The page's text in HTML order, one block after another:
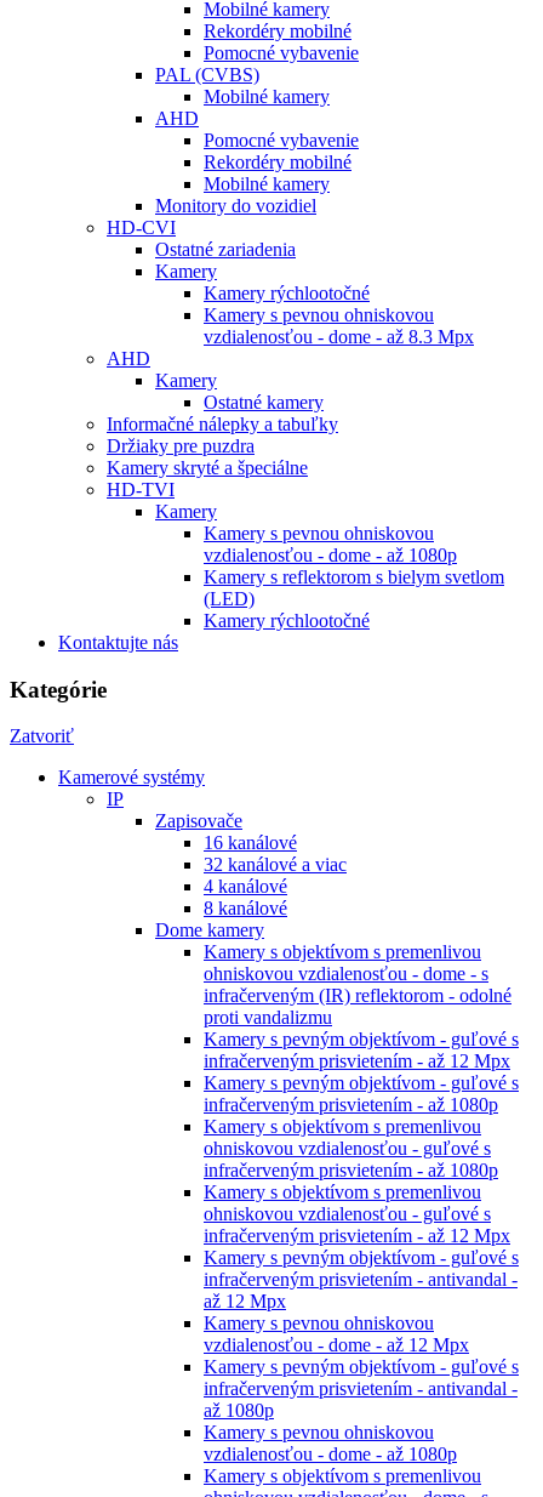
Mobilné kamery
Rekordéry mobilné
Pomocné vybavenie
PAL (CVBS)
Mobilné kamery
AHD
Pomocné vybavenie
Rekordéry mobilné
Mobilné kamery
Monitory do vozidiel
HD-CVI
Ostatné zariadenia
Kamery
Kamery rýchlootočné
Kamery s pevnou ohniskovou
vzdialenosťou - dome - až 8.3 Mpx
AHD
Kamery
Ostatné kamery
Informačné nálepky a tabuľky
Držiaky pre puzdra
Kamery skryté a špeciálne
HD-TVI
Kamery
Kamery s pevnou ohniskovou
vzdialenosťou - dome - až 1080p
Kamery s reflektorom s bielym svetlom
(LED)
Kamery rýchlootočné
Kontaktujte nás
Kategórie
Zatvoriť
Kamerové systémy
IP
Zapisovače
16 kanálové
32 kanálové a viac
4 kanálové
8 kanálové
Dome kamery
Kamery s objektívom s premenlivou
ohniskovou vzdialenosťou - dome - s
infračerveným (IR) reflektorom - odolné
proti vandalizmu
Kamery s pevným objektívom - guľové s
infračerveným prisvietením - až 12 Mpx
Kamery s pevným objektívom - guľové s
infračerveným prisvietením - až 1080p
Kamery s objektívom s premenlivou
ohniskovou vzdialenosťou - guľové s
infračerveným prisvietením - až 1080p
Kamery s objektívom s premenlivou
ohniskovou vzdialenosťou - guľové s
infračerveným prisvietením - až 12 Mpx
Kamery s pevným objektívom - guľové s
infračerveným prisvietením - antivandal -
až 12 Mpx
Kamery s pevnou ohniskovou
vzdialenosťou - dome - až 12 Mpx
Kamery s pevným objektívom - guľové s
infračerveným prisvietením - antivandal -
až 1080p
Kamery s pevnou ohniskovou
vzdialenosťou - dome - až 1080p
Kamery s objektívom s premenlivou